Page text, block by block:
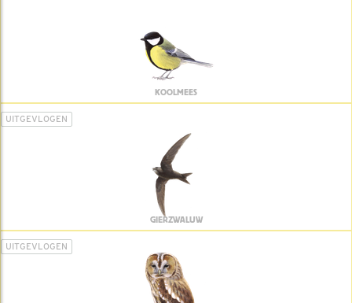
KOOLMEES
UITGEVLOGEN
GIERZWALUW
UITGEVLOGEN